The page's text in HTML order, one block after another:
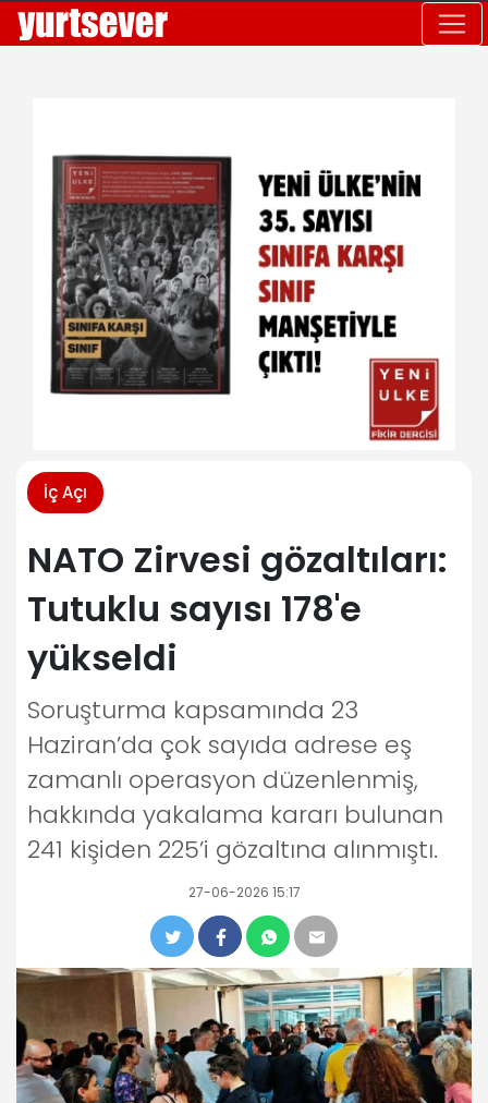
İç Açı
NATO Zirvesi gözaltıları:
Tutuklu sayısı 178'e
yükseldi
Soruşturma kapsamında 23
Haziran’da çok sayıda adrese eş
zamanlı operasyon düzenlenmiş,
hakkında yakalama kararı bulunan
241 kişiden 225’i gözaltına alınmıştı.
27-06-2026 15:17